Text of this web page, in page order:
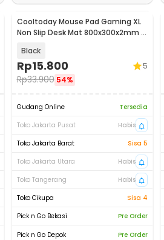
Cooltoday Mouse Pad Gaming XL
Non Slip Desk Mat 800x300x2mm -
Black
Rp15.800
Rp33.900 54%
5
Gudang Online
Tersedia
Toko Jakarta Pusat
Habis
Toko Jakarta Barat
Sisa 5
Toko Jakarta Utara
Habis
Toko Tangerang
Habis
Toko Cikupa
Sisa 4
Pick n Go Bekasi
Pre Order
Pick n Go Depok
Pre Order